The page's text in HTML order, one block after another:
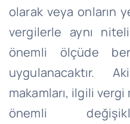
olarak veya onların
vergilerle aynı
önemli ölçüde
uygulanacaktır.
makamları, ilgili vergi
önemli